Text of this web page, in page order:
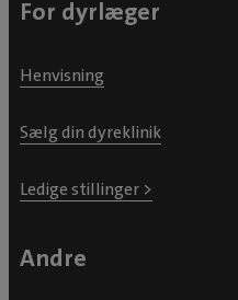
For dyrlæger
Henvisning
Sælg din dyreklinik
Ledige stillinger >
Andre